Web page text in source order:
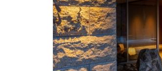
e
a
r
c
h